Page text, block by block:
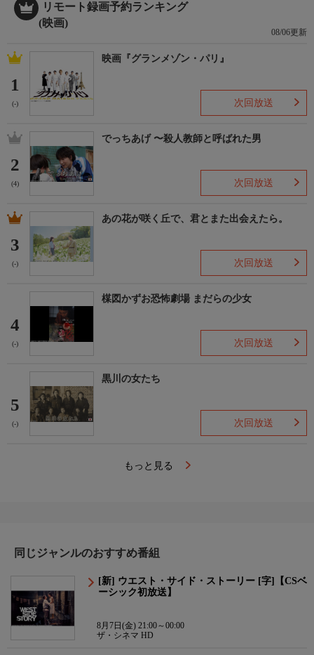
リモート録画予約ランキング
(映画)
08/06更新
1
(-)
映画『グランメゾン・パリ』
次回放送
2
(4)
でっちあげ 〜殺人教師と呼ばれた男
次回放送
3
(-)
あの花が咲く丘で、君とまた出会えたら。
次回放送
4
(-)
楳図かずお恐怖劇場 まだらの少女
次回放送
5
(-)
黒川の女たち
次回放送
もっと見る
同じジャンルのおすすめ番組
[新] ウエスト・サイド・ストーリー [字]【CSベ
ーシック初放送】
8月7日(金) 21:00～00:00
ザ・シネマ HD